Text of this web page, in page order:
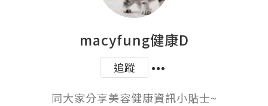
macyfung健康D
追蹤
同大家分享美容健康資訊小貼士~